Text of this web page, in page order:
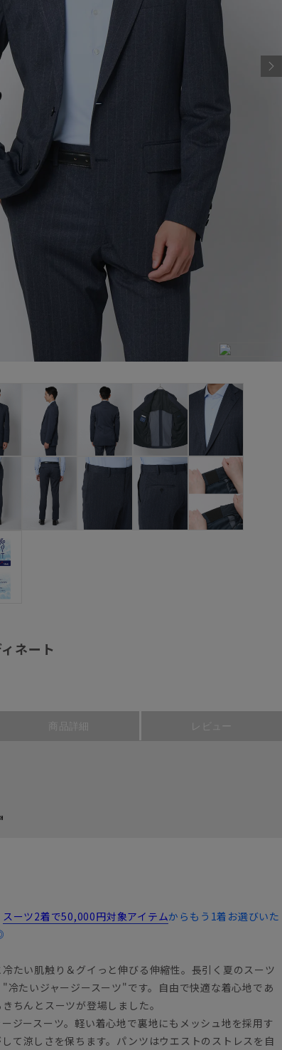
ネート
商品詳細 レビュー
スーツ2着で50,000円対象アイテムからもう1着お選びいた
たい肌触り＆グイっと伸びる伸縮性。長引く夏のスーツ
冷たいジャージースーツ"です。自由で快適な着心地であ
ちんとスーツが登場しました。
ジースーツ。軽い着心地で裏地にもメッシュ地を採用す
て涼しさを保ちます。パンツはウエストのストレスを自